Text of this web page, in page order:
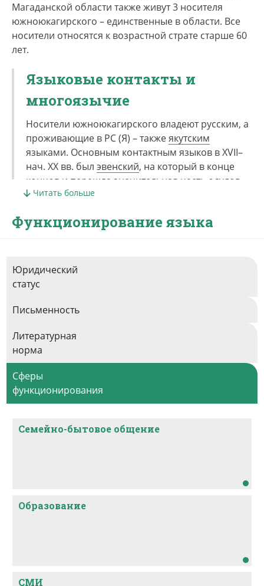
Магаданской области также живут 3 носителя
южноюкагирского – единственные в области. Все
носители относятся к возрастной страте старше 60
лет.
Языковые контакты и
многоязычие
Носители южноюкагирского владеют русским, а
проживающие в РС (Я) – такжеякутским
языками. Основным контактным языков в XVII–
нач. XX вв. был эвенский, на который в конце
концов и перешла значительная часть одулов.
Читать больше
Функционирование языка
Юридический
статус
Письменность
Литературная
норма
Сферы
функционирования
Семейно-бытовое общение
Образование
СМИ